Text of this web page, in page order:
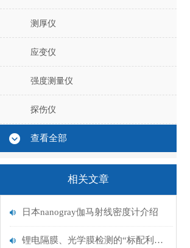
测厚仪
应变仪
强度测量仪
探伤仪
查看全部
相关文章
日本nanogray伽马射线密度计介绍
锂电隔膜、光学膜检测的“标配利器” ：HKT-Lite0.1便携测厚仪深度解析